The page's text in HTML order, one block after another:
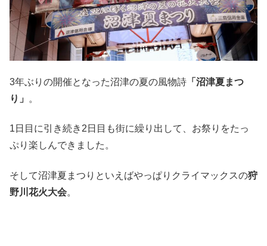
3年ぶりの開催となった沼津の夏の風物詩 「沼津夏まつ
り」
。
1日目に引き続き2日目も街に繰り出して、お祭りをたっ
ぷり楽しんできました。
そして沼津夏まつりといえばやっぱりクライマックスの狩
野川花火大会。